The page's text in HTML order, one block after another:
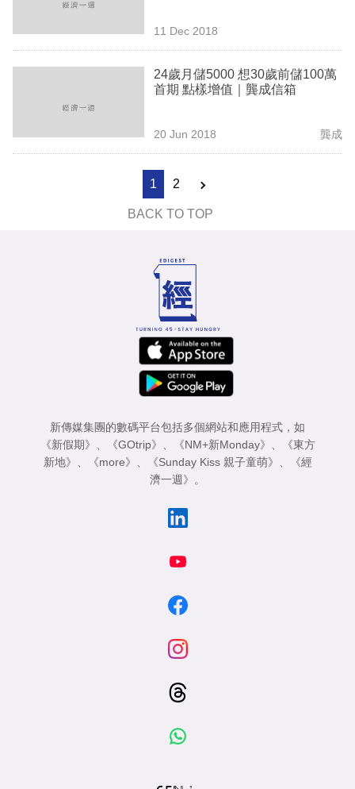
11 Dec 2018
24歲月儲5000 想30歲前儲100萬
首期 點樣增值｜龔成信箱
20 Jun 2018 龔成
1 2
BACK TO TOP
新傳媒集團的數碼平台包括多個網站和應用程式，如
《新假期》 、 《GOtrip》 、 《NM+新Monday》 、
《東方
新地》 、 《more》 、 《Sunday Kiss 親子童萌》 、
《經
濟一週》 。